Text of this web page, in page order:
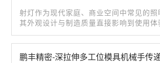
射灯作为现代家庭、商业空间中常见的照
其外观设计与制造质量直接影响到使用
鹏丰精密-深拉伸多工位模具机械手传